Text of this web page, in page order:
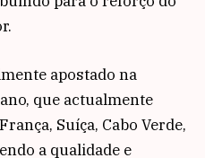
apostado na
que actualmente
Suíça, Cabo Verde,
a qualidade e